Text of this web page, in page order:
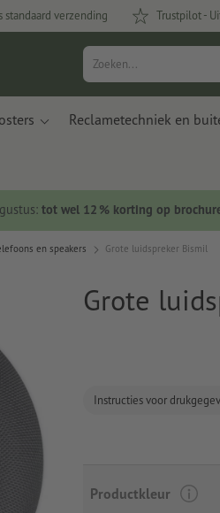
standaard verzending Trustpilot -
Reclametechniek en
tot wel 12 % korting op
en speakers Grote luidspreker Bismil
Grote
Instructies voor
Productkleur